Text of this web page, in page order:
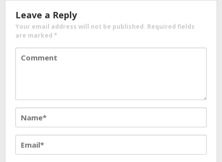
Leave a Reply
Your email address will not be published. Required fields
are marked *